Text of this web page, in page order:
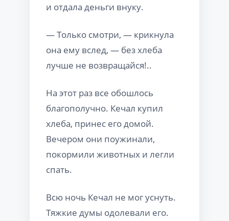
и отдала деньги внуку.
— Только смотри, — крикнула
она ему вслед, — без хлеба
лучше не возвращайся!..
На этот раз все обошлось
благополучно. Кечал купил
хлеба, принес его домой.
Вечером они поужинали,
покормили животных и легли
спать.
Всю ночь Кечал не мог уснуть.
Тяжкие думы одолевали его.